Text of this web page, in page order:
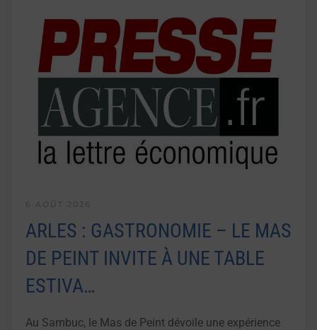
ARLES : GASTRONOMIE – LE MAS
DE PEINT INVITE À UNE TABLE
ESTIVA…
Au Sambuc, le Mas de Peint dévoile une expérience